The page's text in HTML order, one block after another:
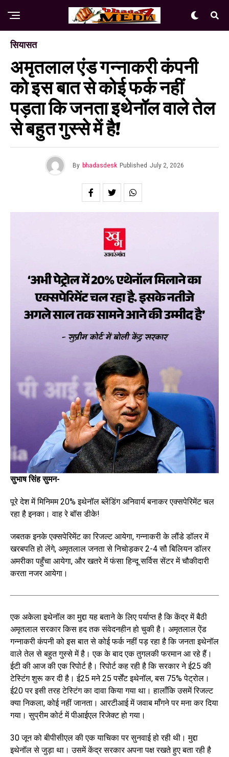
सियासत
अमृतलाल एंड गन्नाकरी कंपनी
को इस बात से कोई फर्क नहीं
पड़ता कि जनता इथेनॉल वाले तेल
से बहुत गुस्से में है!
By bhadasdesk Published July 2, 2026
सुभाष सिंह सुमन-
पूरे देश में मिनिमम 20% इथेनॉल ब्लेंडिंग अनिवार्य बनाकर एक्सपेरिमेंट चल
रहा है इनका। वाह रे बॉस डीके!
जबतक इनके एक्सपेरिमेंट का रिजल्ट आयेगा, गन्नाकरी के लौंडे डॉलर में
खरबपति हो लेंगे, अमृतलाल जनता से निचोड़कर 2-4 सौ बिलियन डॉलर
अमरीका पहुँचा आयेगा, और खतरे में फंसा हिन्दू सर्विस सेंटर में चौकीदारी
करता नजर आयेगा।
एक अकेला इथेनॉल का मुद्दा यह बताने के लिए पर्याप्त है कि केंद्र में बैठी
अमृतलाल सरकार किस हद तक संवेदनहीन हो चुकी है। अमृतलाल ऐंड
गन्नाकरी कंपनी को इस बात से कोई फर्क नहीं पड़ रहा है कि जनता इथेनॉल
वाले तेल से बहुत गुस्से में है। एक के बाद एक तुगलकी फरमान आ रहे हैं।
ईटी की आज की एक रिपोर्ट है। रिपोर्ट कह रही है कि सरकार ने ई25 की
टेस्टिंग शुरू कर दी है। ई25 मने 25 पर्सेंट इथेनॉल, बस 75% पेट्रोल।
ई20 पर इसी तरह टेस्टिंग का दावा किया गया था। हालाँकि उसमें रिजल्ट
क्या निकला, कोई नहीं जानता। आरटीआई में जवाब माँगने पर मना कर दिया
गया। सुप्रीम कोर्ट में पीआईएल रिजेक्ट हो गया।
30 जून को बीपीसीएल की एक याचिका पर सुनवाई हो रही थी। मुद्दा
इथेनॉल से जुड़ा था। उसमें केंद्र सरकार अपना पक्ष रखते हुए बता रही है